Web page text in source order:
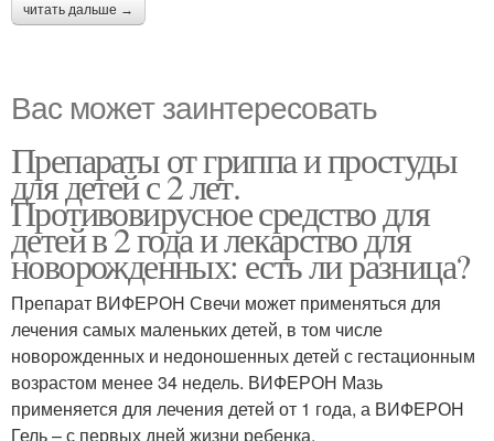
читать дальше →
Вас может заинтересовать
Препараты от гриппа и простуды
для детей с 2 лет.
Противовирусное средство для
детей в 2 года и лекарство для
новорожденных: есть ли разница?
Препарат ВИФЕРОН Свечи может применяться для
лечения самых маленьких детей, в том числе
новорожденных и недоношенных детей с гестационным
возрастом менее 34 недель. ВИФЕРОН Мазь
применяется для лечения детей от 1 года, а ВИФЕРОН
Гель – с первых дней жизни ребенка.